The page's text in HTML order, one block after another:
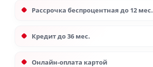
Рассрочка беспроцентная до 12 мес.
Кредит до 36 мес.
Онлайн-оплата картой